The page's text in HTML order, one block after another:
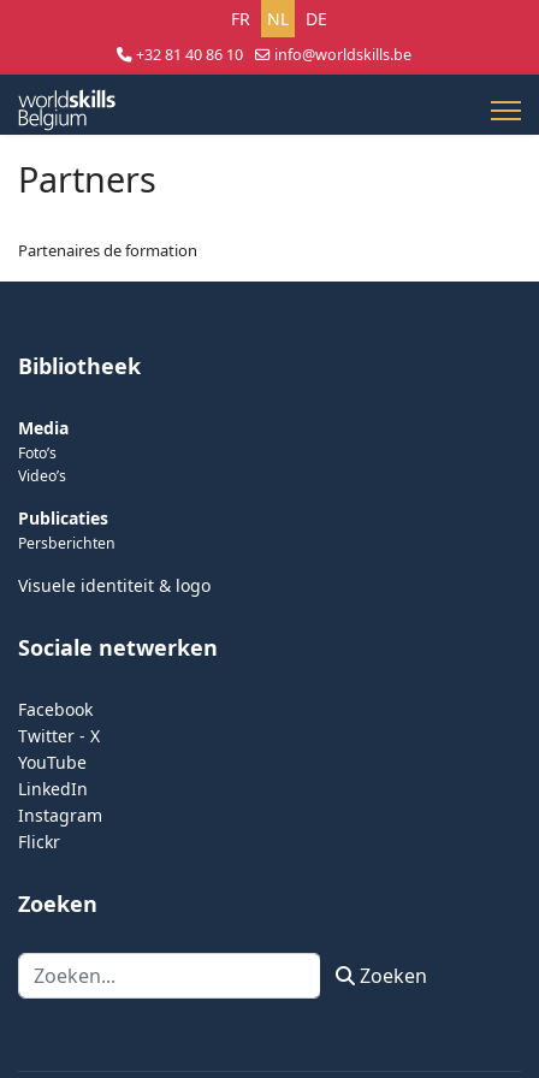
Selecteer uw taal
FR NL DE
+32 81 40 86 10
info@worldskills.be
Partners
Partenaires de formation
Bibliotheek
Media
Foto’s
Video’s
Publicaties
Persberichten
Visuele identiteit & logo
Sociale netwerken
Facebook
Twitter - X
YouTube
LinkedIn
Instagram
Flickr
Zoeken
Zoeken Zoeken